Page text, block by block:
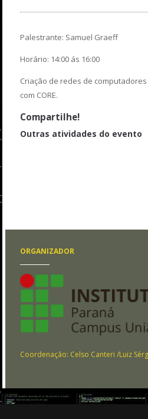
Palestrante: Samuel Graeff
Horário: 14:00 ás 16:00
Criação de redes de
com CORE.
Compartilhe!
Outras atividades do evento
ORGANIZADOR
Coordenação: Celso Canteri /Luiz